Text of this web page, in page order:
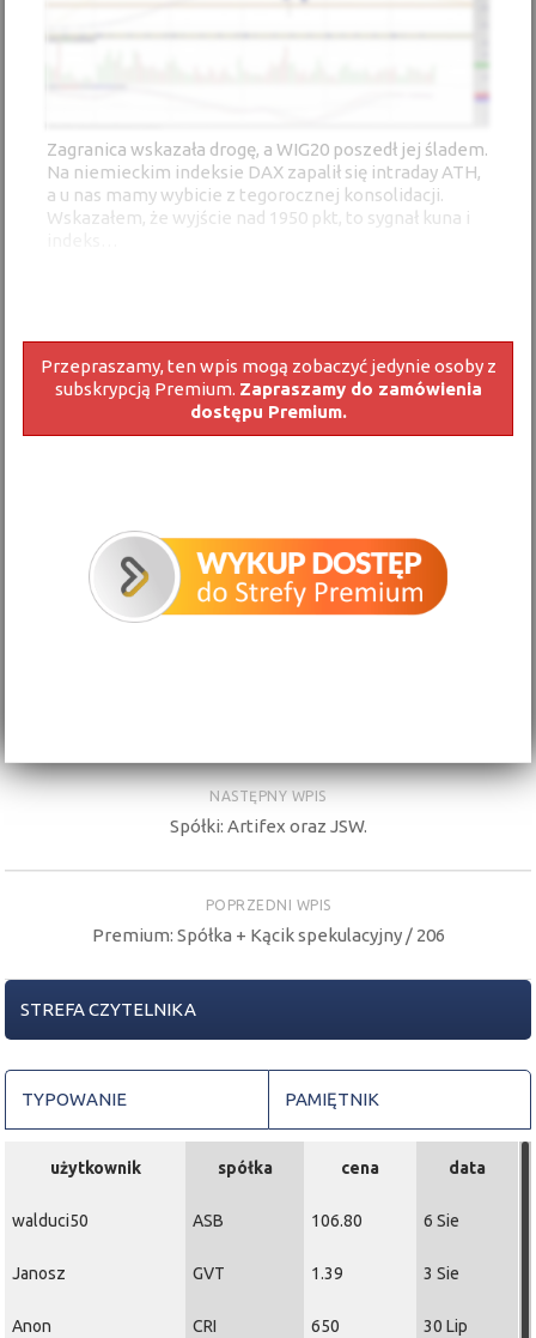
Zagranica wskazała drogę, a WIG20 poszedł jej śladem.
Na niemieckim indeksie DAX zapalił się intraday ATH,
a u nas mamy wybicie z tegorocznej konsolidacji.
Wskazałem, że wyjście nad 1950 pkt, to sygnał kuna i
Przepraszamy, ten wpis mogą zobaczyć jedynie osoby z
subskrypcją Premium. Zapraszamy do zamówienia
dostępu Premium.
NASTĘPNY WPIS
Spółki: Artifex oraz JSW.
POPRZEDNI WPIS
Premium: Spółka + Kącik spekulacyjny / 206
STREFA CZYTELNIKA
TYPOWANIE PAMIĘTNIK
użytkownik spółka cena data
walduci50 ASB 106.80 6 Sie
Janosz GVT 1.39 3 Sie
Anon CRI 650 30 Lip